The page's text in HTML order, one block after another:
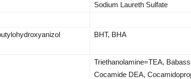
Sodium Laureth Sulfate
BHT, BHA
Triethanolamine=TEA,
Cocamide DEA,